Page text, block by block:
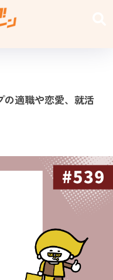
の適職や恋愛、就活